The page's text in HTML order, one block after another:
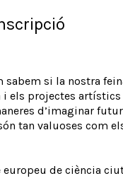
si la nostra
els projectes
d’imaginar
tan valuoses com
de ciència